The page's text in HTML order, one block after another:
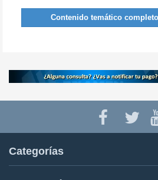
Contenido temático
Categorías